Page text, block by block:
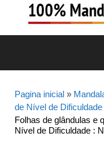
o
Pagina inicial »
de Nível de
Folhas de glândulas e
Nível de Dificuldade :